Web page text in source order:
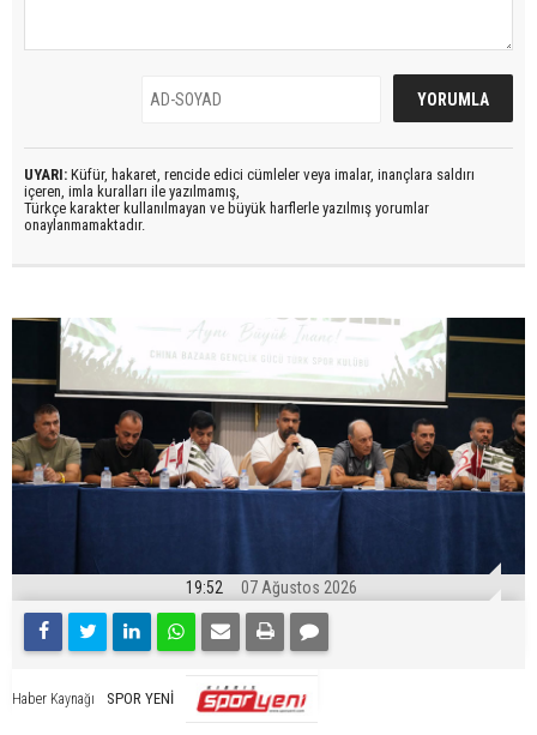
UYARI: Küfür, hakaret, rencide edici cümleler veya imalar, inançlara saldırı
içeren, imla kuralları ile yazılmamış,
Türkçe karakter kullanılmayan ve büyük harflerle yazılmış yorumlar
onaylanmamaktadır.
19:52 07 Ağustos 2026
Haber Kaynağı SPOR YENİ